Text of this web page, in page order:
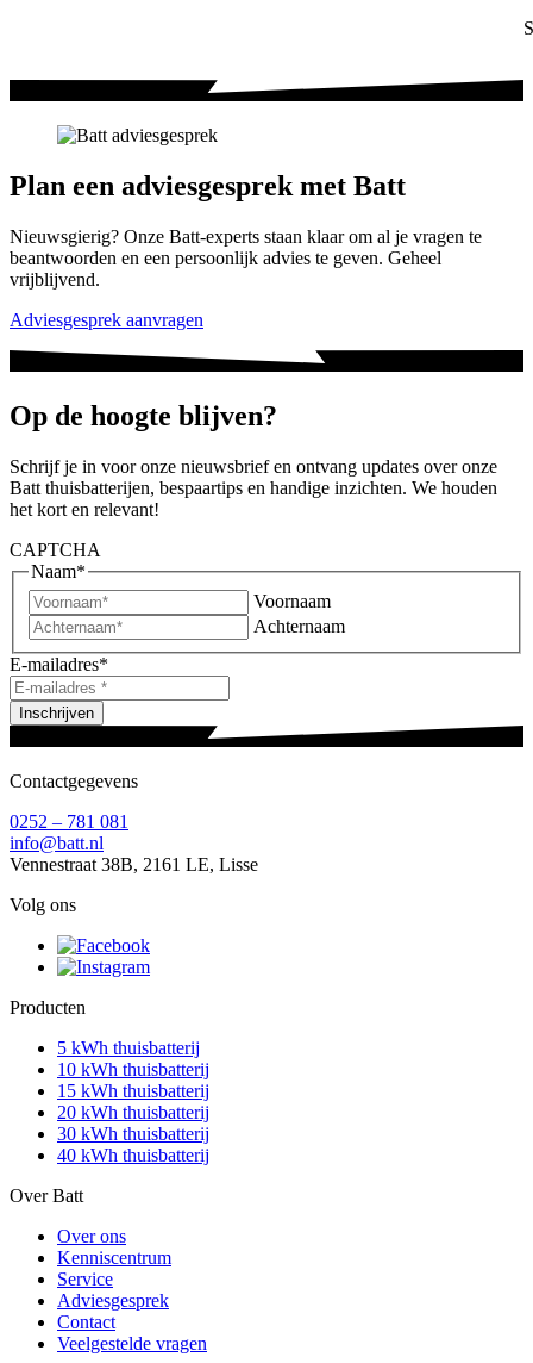
Plan een adviesgesprek met Batt
Nieuwsgierig? Onze Batt-experts staan klaar om al je vragen te
beantwoorden en een persoonlijk advies te geven. Geheel
vrijblijvend.
Adviesgesprek aanvragen
Op de hoogte blijven?
Schrijf je in voor onze nieuwsbrief en ontvang updates over onze
Batt thuisbatterijen, bespaartips en handige inzichten. We houden
het kort en relevant!
CAPTCHA
Naam*
Voornaam
Achternaam
E-mailadres*
Inschrijven
Contactgegevens
0252 – 781 081
info@batt.nl
Vennestraat 38B, 2161 LE, Lisse
Volg ons
Producten
5 kWh thuisbatterij
10 kWh thuisbatterij
15 kWh thuisbatterij
20 kWh thuisbatterij
30 kWh thuisbatterij
40 kWh thuisbatterij
Over Batt
Over ons
Kenniscentrum
Service
Adviesgesprek
Contact
Veelgestelde vragen